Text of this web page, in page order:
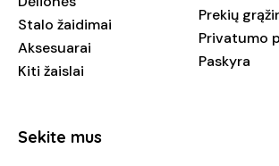
Stalo žaidimai
Aksesuarai
Kiti žaislai
Prekių
Privatumo
Paskyra
Sekite mus